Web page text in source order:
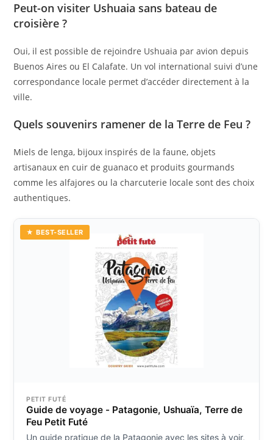
Peut-on visiter Ushuaia sans bateau de
croisière ?
Oui, il est possible de rejoindre Ushuaia par avion depuis
Buenos Aires ou El Calafate. Un vol international suivi d’une
correspondance locale permet d’accéder directement à la
ville.
Quels souvenirs ramener de la Terre de Feu ?
Miels de lenga, bijoux inspirés de la faune, objets
artisanaux en cuir de guanaco et produits gourmands
comme les alfajores ou la charcuterie locale sont des choix
authentiques.
★ BEST-SELLER
PETIT FUTÉ
Guide de voyage - Patagonie, Ushuaïa, Terre de
Feu Petit Futé
Un guide pratique de la Patagonie avec les sites à voir,